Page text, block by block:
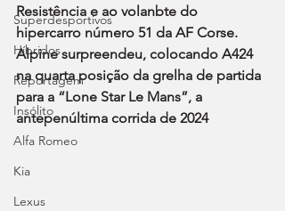
Superdesportivos
Híbridos
Reportagem
Insólito
Alfa Romeo
Kia
Lexus
Resistência e ao volanbte do
hipercarro número 51 da AF Corse.
Alpine surpreendeu, colocando A424
na quarta posição da grelha de partida
para a “Lone Star Le Mans”, a
antepenúltima corrida de 2024